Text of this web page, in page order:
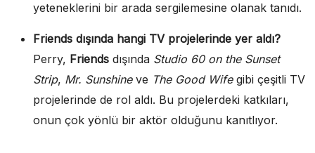
yeteneklerini bir arada sergilemesine olanak tanıdı.
Friends dışında hangi TV projelerinde yer aldı?
Perry, Friends dışında Studio 60 on the Sunset
Strip, Mr. Sunshineve The Good Wifegibi çeşitli TV
projelerinde de rol aldı. Bu projelerdeki katkıları,
onun çok yönlü bir aktör olduğunu kanıtlıyor.